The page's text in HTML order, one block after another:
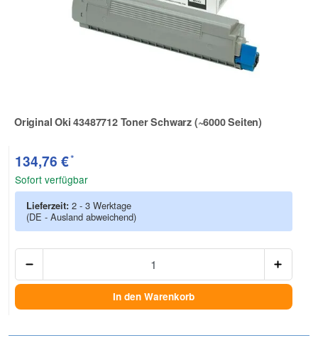
Original Oki 43487712 Toner Schwarz (~6000 Seiten)
Zur Artikelbewertung
134,76 €*
Sofort verfügbar
Lieferzeit: 2 - 3 Werktage
(DE - Ausland abweichend)
In den Warenkorb